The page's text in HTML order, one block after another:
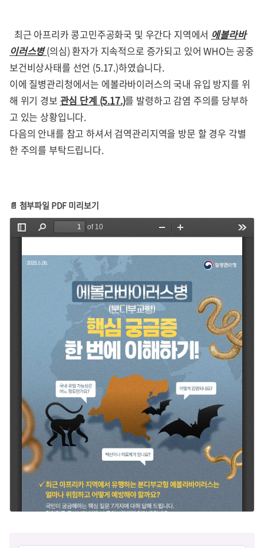
최근 아프리카 콩고민주공화국 및 우간다 지역에서 에볼라바
이러스병(의심) 환자가 지속적으로 증가되고 있어 WHO는 공중
보건비상사태를 선언 (5.17.)하였습니다.
이에 질병관리청에서는 에볼라바이러스의 국내 유입 방지를 위
해 위기 경보 관심 단계 (5.17.)를 발령하고 감염 주의를 당부하
고 있는 상황입니다.
다음의 안내를 참고 하셔서 검역관리지역을 방문 할 경우 각별
한 주의를 부탁드립니다.
📄 첨부파일 PDF 미리보기